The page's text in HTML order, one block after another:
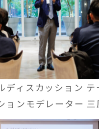
ィスカッション テ
ョンモデレーター 三